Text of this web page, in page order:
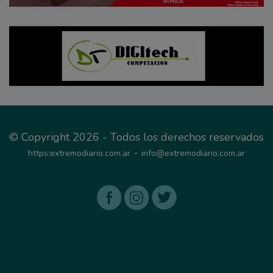
© Copyright 2026 - Todos los derechos reservados
https:extremodiario.com.ar - info@extremodiario.com.ar